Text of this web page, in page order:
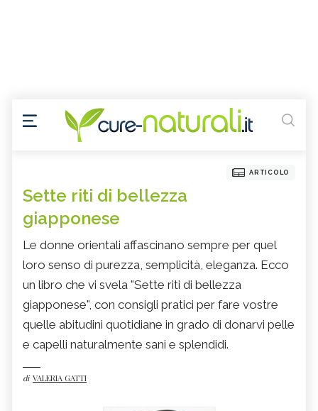
ARTICOLO
Sette riti di bellezza
giapponese
Le donne orientali affascinano sempre per quel
loro senso di purezza, semplicità, eleganza. Ecco
un libro che vi svela "Sette riti di bellezza
giapponese", con consigli pratici per fare vostre
quelle abitudini quotidiane in grado di donarvi pelle
e capelli naturalmente sani e splendidi.
di VALERIA GATTI